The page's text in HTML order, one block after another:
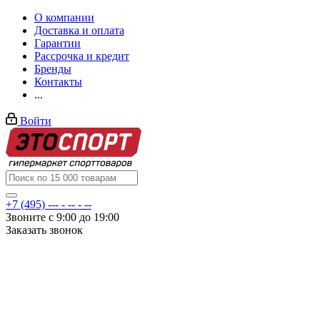
О компании
Доставка и оплата
Гарантии
Рассрочка и кредит
Бренды
Контакты
...
Войти
+7 (495) --- - -- - --
Звоните с 9:00 до 19:00
Заказать звонок